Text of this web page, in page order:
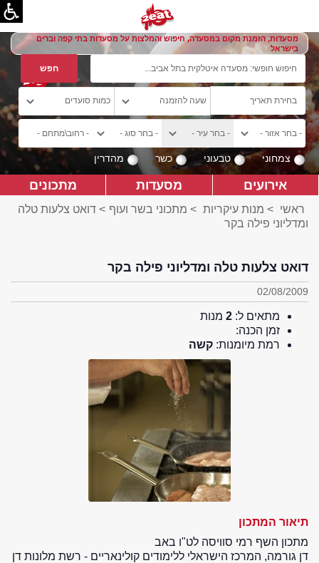
מסעדות, הזמנת מקום במסעדה, חיפוש והמלצות על מסעדות בתי קפה וברים
בישראל
צמחוני טבעוני כשר מהדרין
אירועים מסעדות מתכונים
ראשי > מנות עיקריות > מתכוני בשר ועוף > דואט צלעות טלה
ומדליוני פילה בקר
דואט צלעות טלה ומדליוני פילה בקר
02/08/2009
מתאים ל: 2 מנות
זמן הכנה:
רמת מיומנות: קשה
תיאור המתכון
מתכון השף רמי סוויסה לט"ו באב
דן גורמה, המרכז הישראלי ללימודים קולינאריים - רשת מלונות דן